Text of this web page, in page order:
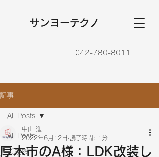
​サンヨーテクノ
042-780-8011
記事
All Posts
ご挨拶
All Posts
厚木市のA様：LDK改装し
中山 進
2022年6月12日 読了時間: 1分